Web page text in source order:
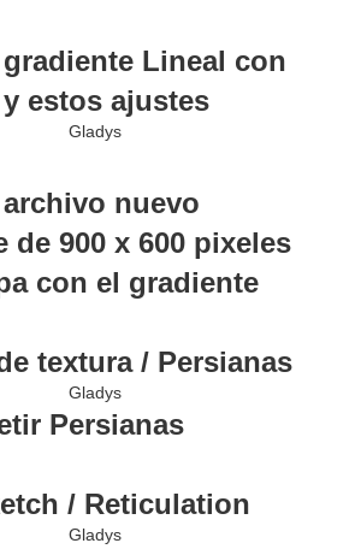
Lineal con
estos ajustes
nuevo
de 900 x 600 pixeles
con el gradiente
textura / Persianas
Persianas
/ Reticulation